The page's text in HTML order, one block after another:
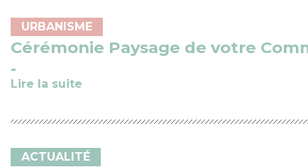
URBANISME
Cérémonie Paysage de votre
Lire la suite
ACTUALITÉ